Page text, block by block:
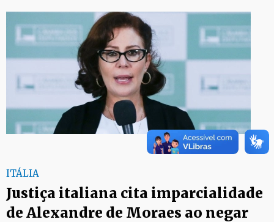
ITÁLIA
Justiça italiana cita imparcialidade
de Alexandre de Moraes ao negar